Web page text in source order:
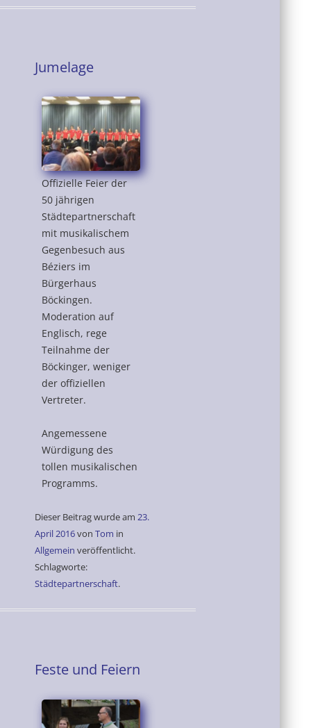
Jumelage
Offizielle Feier der
50 jährigen
Städtepartnerschaft
mit musikalischem
Gegenbesuch aus
Béziers im
Bürgerhaus
Böckingen.
Moderation auf
Englisch, rege
Teilnahme der
Böckinger, weniger
der offiziellen
Vertreter.
Angemessene
Würdigung des
tollen musikalischen
Programms.
Dieser Beitrag wurde am 23.
April 2016von Tom in
Allgemein veröffentlicht.
Schlagworte:
Städtepartnerschaft.
Feste und Feiern